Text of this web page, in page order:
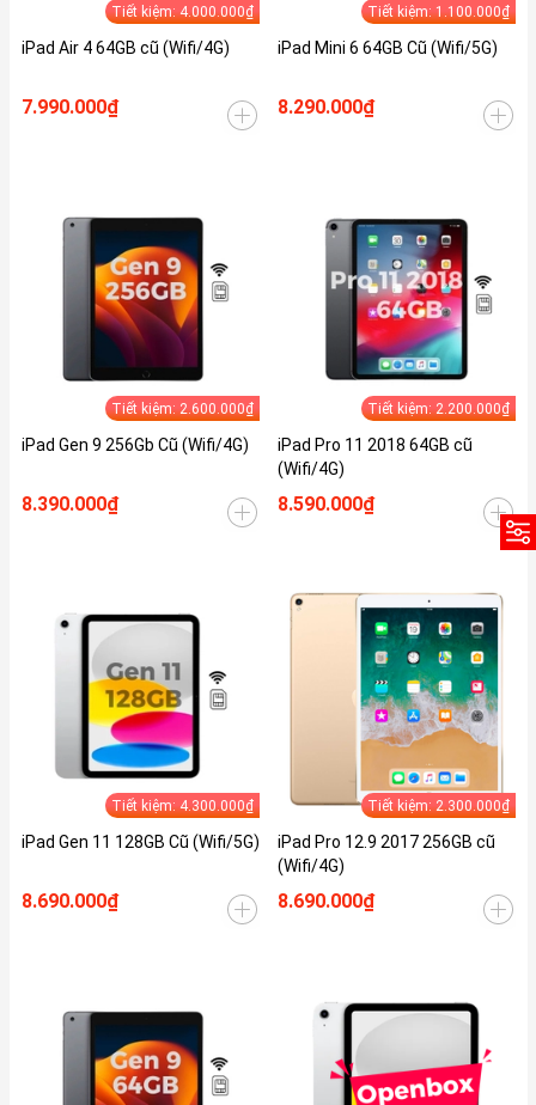
Tiết kiệm: 4.000.000₫
iPad Air 4 64GB cũ (Wifi/4G)
7.990.000₫
Tiết kiệm: 1.100.000₫
iPad Mini 6 64GB Cũ (Wifi/5G)
8.290.000₫
Tiết kiệm: 2.600.000₫
iPad Gen 9 256Gb Cũ (Wifi/4G)
8.390.000₫
Tiết kiệm: 2.200.000₫
iPad Pro 11 2018 64GB cũ
(Wifi/4G)
8.590.000₫
Tiết kiệm: 4.300.000₫
iPad Gen 11 128GB Cũ (Wifi/5G)
8.690.000₫
Tiết kiệm: 2.300.000₫
iPad Pro 12.9 2017 256GB cũ
(Wifi/4G)
8.690.000₫